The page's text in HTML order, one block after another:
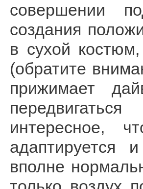
совершении
создания
в сухой
(обратите
прижимает
интересное,
адаптируется
вполне